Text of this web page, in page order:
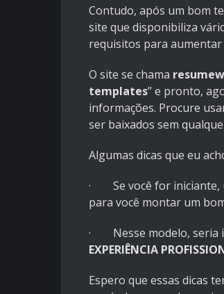
Contudo, após um bom
site que disponibiliza
requisitos para aumentar
O site se chama
templates” e pronto,
informações. Procure
ser baixados sem
Algumas dicas que eu
· Se você for iniciante,
para você montar um
· Nesse modelo, seria
EXPERIÊNCIA
Espero que essas dicas